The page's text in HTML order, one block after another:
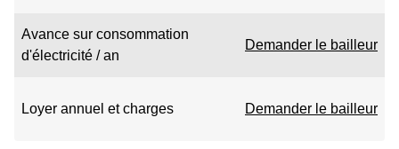
Avance sur consommation
d'électricité / an
Demander le bailleur
Loyer annuel et charges Demander le bailleur